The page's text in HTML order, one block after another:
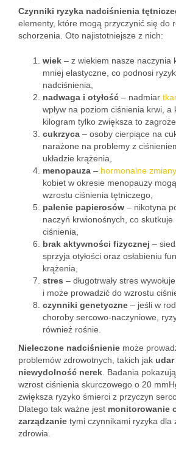
Czynniki ryzyka nadciśnienia
elementy, które mogą przyczynić się do
schorzenia. Oto najistotniejsze z nich:
wiek – z wiekiem nasze naczynia
mniej elastyczne, co podnosi
nadciśnienia,
nadwaga i otyłość – nadmiar
wpływ na poziom ciśnienia krwi, a
kilogram tylko zwiększa to
cukrzyca – osoby cierpiące na
narażone na problemy z
układzie krążenia,
menopauza – hormonalne zmiany
kobiet w okresie menopauzy
wzrostu ciśnienia tętniczego,
palenie papierosów – nikotyna
naczyń krwionośnych, co skutkuje
ciśnienia,
brak aktywności fizycznej –
sprzyja otyłości oraz osłabieniu
krążenia,
stres – długotrwały stres
i może prowadzić do wzrostu
czynniki genetyczne – jeśli w
choroby sercowo-naczyniowe,
również rośnie.
Nieleczone nadciśnienie może
problemów zdrowotnych, takich jak udar
niewydolność nerek . Badania
wzrost ciśnienia skurczowego o 20
zwiększa ryzyko śmierci z przyczyn
Dlatego tak ważne jest monitorowanie
zarządzanie tymi czynnikami ryzyka dla
zdrowia.